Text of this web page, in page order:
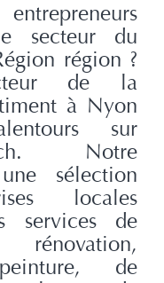
secteur du
région ?
de la
à Nyon
sur
Notre
sélection
locales
services de
de